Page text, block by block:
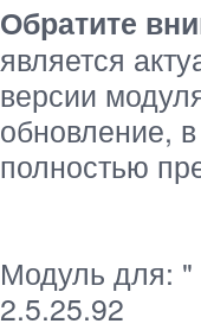
Обратите
является
версии
обновление,
полностью
Модуль для: "
2.5.25.92